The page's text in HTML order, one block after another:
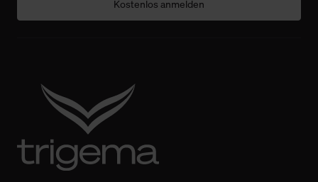
Kostenlos anmelden